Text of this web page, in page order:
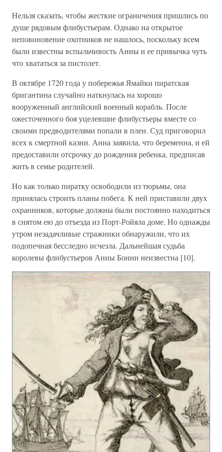
Нельзя сказать, чтобы жесткие ограничения пришлись по
душе рядовым флибустьерам. Однако на открытое
неповиновение охотников не нашлось, поскольку всем
были известны вспыльчивость Анны и ее привычка чуть
что хвататься за пистолет.
В октябре 1720 года у побережья Ямайки пиратская
бригантина случайно наткнулась на хорошо
вооруженный английский военный корабль. После
ожесточенного боя уцелевшие флибустьеры вместе со
своими предводителями попали в плен. Суд приговорил
всех к смертной казни. Анна заявила, что беременна, и ей
предоставили отсрочку до рождения ребенка, предписав
жить в семье родителей.
Но как только пиратку освободили из тюрьмы, она
принялась строить планы побега. К ней приставили двух
охранников, которые должны были постоянно находиться
в снятом ею до отъезда из Порт-Ройяла доме. Но однажды
утром незадачливые стражники обнаружили, что их
подопечная бесследно исчезла. Дальнейшая судьба
королевы флибустьеров Анны Бонни неизвестна [10].